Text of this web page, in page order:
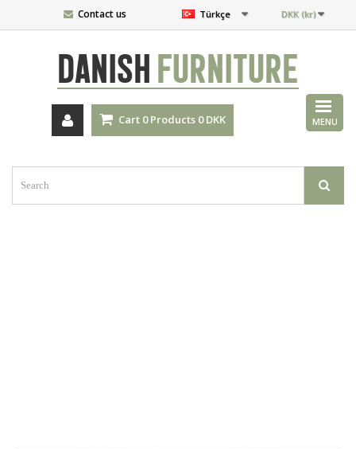
Contact us DKK (kr)
Türkçe
DANISHFURNITURE
MENU
Cart 0 Products 0 DKK